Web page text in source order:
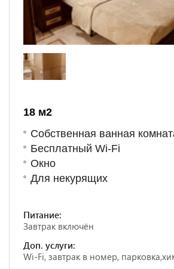
18 м2
Собственная ванная
Бесплатный Wi-Fi
Окно
Для некурящих
Питание:
Завтрак включён
Доп. услуги:
Wi-Fi, завтрак в номер,